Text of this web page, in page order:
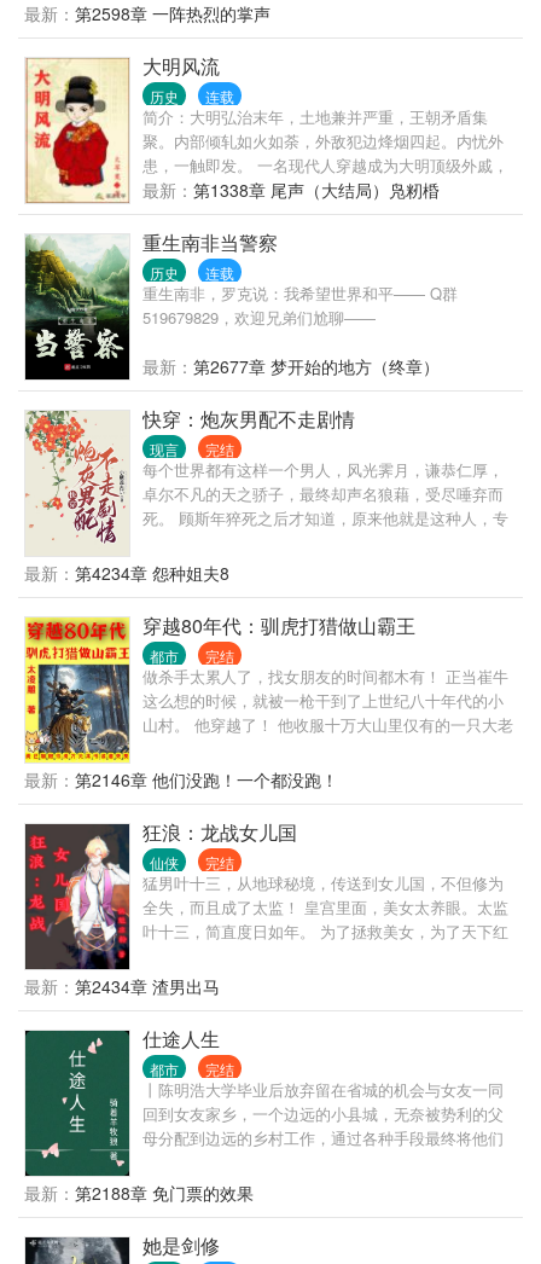
天，内心呐喊：老天爷，两辈子都没尝过男人的滋
味，下辈子一定要给我一个男人，不，两个三个也不
介意！ 蜡烛忽灭，程寡妇卒！
最新： 第2598章 一阵热烈的掌声
大明风流
历史 连载
简介：大明弘治末年，土地兼并严重，王朝矛盾集
聚。内部倾轧如火如荼，外敌犯边烽烟四起。内忧外
患，一触即发。 一名现代人穿越成为大明顶级外戚，
本以为能安安稳稳的享受荣华富贵的生活，谁知等待
他的命运将是被未来的嘉靖皇帝‘斩于西市’。 不甘引颈
受戮的命运，奋起抗争才是正途。且看他如何辗转腾
挪扭转乾坤。成就一番辉煌大业，留下一段大明风
流。
最新： 第1338章 尾声（大结局）凫籾棔
重生南非当警察
历史 连载
重生南非，罗克说：我希望世界和平—— Q群
519679829，欢迎兄弟们尬聊——
最新： 第2677章 梦开始的地方（终章）
快穿：炮灰男配不走剧情
现言 完结
每个世界都有这样一个男人，风光霁月，谦恭仁厚，
卓尔不凡的天之骄子，最终却声名狼藉，受尽唾弃而
死。 顾斯年猝死之后才知道，原来他就是这种人，专
的光鲜亮丽。 可是凭什么…… 于是顾斯年走上了反抗
之路，成为了男主的表哥，男主的师兄，男主的学
长… 炮灰走出剧本，活出自己的人生
最新： 第4234章 怨种姐夫8
穿越80年代：驯虎打猎做山霸王
都市 完结
做杀手太累人了，找女朋友的时间都木有！ 正当崔牛
这么想的时候，就被一枪干到了上世纪八十年代的小
山村。 他穿越了！ 他收服十万大山里仅有的一只大老
衣做饭料理家务，让他舒舒服服。 伶俐可爱的小姨
子，为他到处跑腿刺探情报。 天不怕地不怕的小舅
子，做他的跟班上山打狼下河擒鳄！ 原身崔牛，是个
软蛋，在村里受尽欺负。 现在，只有崔牛欺负别人的
份。 老子不单单要做猎人，还要做山霸王！ 我的地盘
我做主，不是我的地盘，就把它变成我的地盘！ 十万
大山，慢慢成为崔牛的私家猎场！ 他打猎的名声，都
传海外去了。 俄：“我们这边黑熊泛滥啊，上百万只都
家的人数还多，上千斤的都有！求崔猎神来我国灭
猪！” 北美：“魔鬼让狼群疯狂了，到处都是凶狼，被
咬死的人来不及埋！求崔猎神来我国宰狼！” …… 若
干年后，有人统计，崔猎神猎过的兽，保守估计绕地
球三圈！！
最新： 第2146章 他们没跑！一个都没跑！
狂浪：龙战女儿国
仙侠 完结
猛男叶十三，从地球秘境，传送到女儿国，不但修为
全失，而且成了太监！ 皇宫里面，美女太养眼。太监
叶十三，简直度日如年。 为了拯救美女，为了天下红
了成为真正的男子汉，太监叶十三，注定经历九九八
十一难……
最新： 第2434章 渣男出马
仕途人生
都市 完结
丨陈明浩大学毕业后放弃留在省城的机会与女友一同
回到女友家乡，一个边远的小县城，无奈被势利的父
母分配到边远的乡村工作，通过各种手段最终将他们
在背景的支持和自己的努力之下，一路披荆斩棘，仕
途高歌，做到了封疆大吏，实现了他仕途之初许下
的“当官不为民做主，不如回家卖红薯”的初心誓言。
最新： 第2188章 免门票的效果
她是剑修